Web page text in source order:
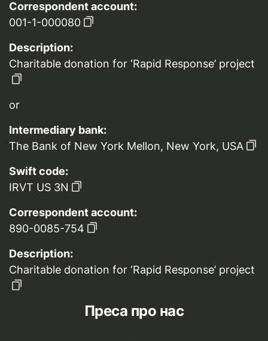
Correspondent account:
001-1-000080
Description:
Charitable donation for ‘Rapid Response’ project
or
Intermediary bank:
The Bank of New York Mellon, New York, USA
Swift code:
IRVT US 3N
Correspondent account:
890-0085-754
Description:
Charitable donation for ‘Rapid Response’ project
Преса про нас